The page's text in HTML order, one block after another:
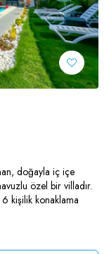
doğayla iç içe
özel bir villadır.
kişilik konaklama